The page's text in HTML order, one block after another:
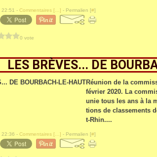
22:51 - Commentaires [… ] - Permalien [#]
0 vote
LES BRÈVES... DE
Réunion de la
février 2020. La
unie tous les ans à la
tions de classements
t-Rhin....
22:36 - Commentaires [… ] - Permalien [#]